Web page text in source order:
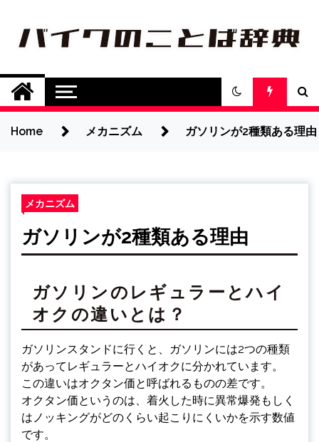
content
バイクのことば辞
典
バイク用語についてわかりやすく詳し
Home メカニズム ガソリンが2種類ある理由
メカニズム
ガソリンが2種類ある理由
ガソリンのレギュラーとハイ
オクの違いとは？
ガソリンスタンドに行くと、ガソリンには2つの種類
があってレギュラーとハイオクに分かれています。
この違いはオクタン価と呼ばれるものの差です。
オクタン価というのは、着火した時に異常爆発もしく
はノッキングがどのくらい起こりにくいかを示す数値
です。